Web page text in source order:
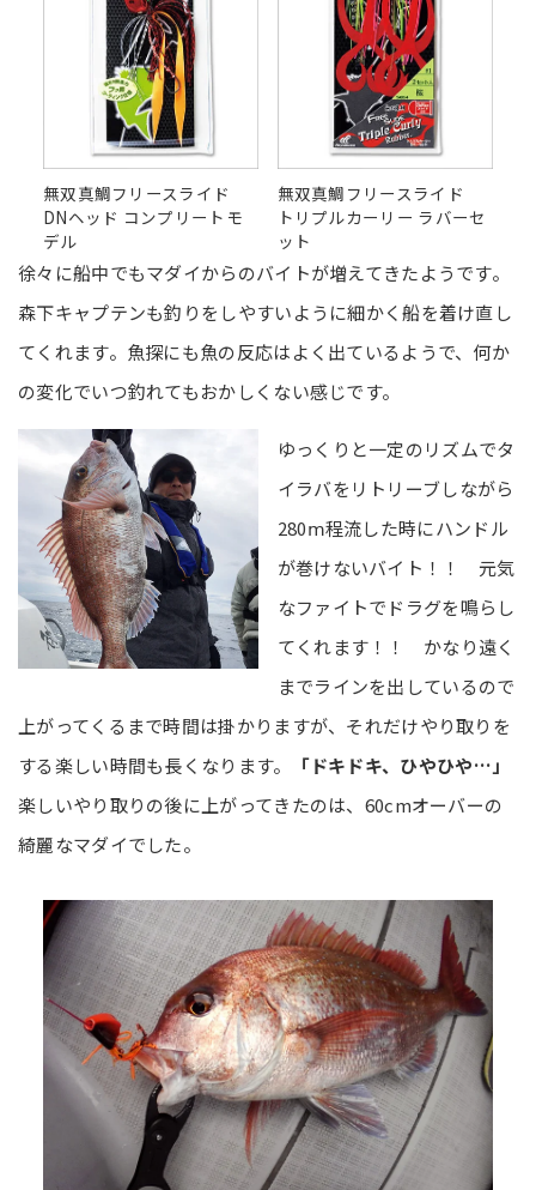
無双真鯛フリースライド
DNヘッド コンプリートモ
デル
無双真鯛フリースライド
トリプルカーリー ラバーセ
ット
徐々に船中でもマダイからのバイトが増えてきたようです。
森下キャプテンも釣りをしやすいように細かく船を着け直し
てくれます。魚探にも魚の反応はよく出ているようで、何か
の変化でいつ釣れてもおかしくない感じです。
ゆっくりと一定のリズムでタ
イラバをリトリーブしながら
280ⅿ程流した時にハンドル
が巻けないバイト！！ 元気
なファイトでドラグを鳴らし
てくれます！！ かなり遠く
までラインを出しているので
上がってくるまで時間は掛かりますが、それだけやり取りを
する楽しい時間も長くなります。
「ドキドキ、ひやひや…」
楽しいやり取りの後に上がってきたのは、60cmオーバーの
綺麗なマダイでした。